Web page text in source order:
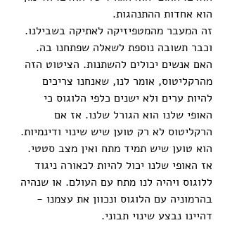
הוא אחדות ההתנהגות.
זה המעבר מהמטפיזיקה לאתיקה בשבילנו.
וכבר תשובה נוספת לשאלה שפתחנו בה.
האם אנשים יכולים להשתנות. הציטוט הזה
מהרקליטוס, אומר לנו, שאנחנו צריכים
להיות ערים ולא ישנים כלפי הלוגוס כי
האופי שלנו הוא הגורל שלנו. אז אם
הרקליטוס לא רק טוען שיש שינוי ודינמיות.
הוא טוען שיש תמיד מתח ואין מצב סטטי.
אז האופי שלנו יכול להיות לכאורה ניגוד
ללוגוס ויהיה לנו מתח עם העולם. או שנהיה
בהרמוניה עם הלוגוס ונכוון את עצמנו -
דהיינו נבצע שינוי תבוני.